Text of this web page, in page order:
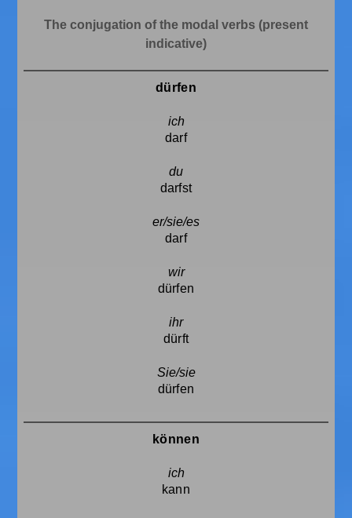
The conjugation of the modal verbs (present
indicative)
dürfen
darf
darfst
darf
dürfen
dürft
dürfen
können
kann